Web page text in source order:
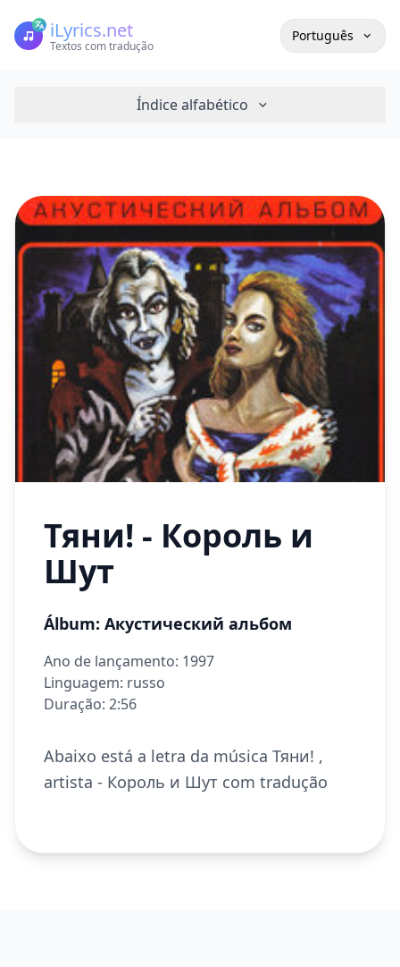
iLyrics.net
Textos com tradução
Português
Índice alfabético
Тяни! - Король и
Шут
Álbum: Акустический альбом
Ano de lançamento: 1997
Linguagem: russo
Duração: 2:56
Abaixo está a letra da música Тяни! ,
artista - Король и Шут com tradução